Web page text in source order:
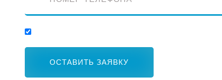
ОСТАВИТЬ ЗАЯВКУ